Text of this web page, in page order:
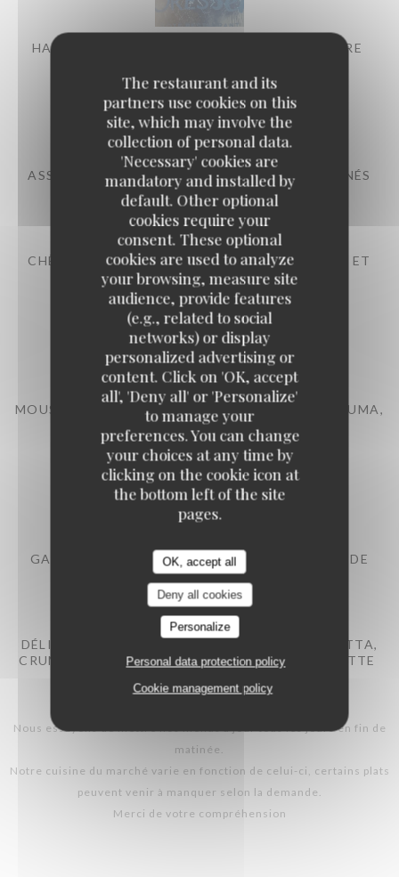
The restaurant and its
partners use cookies on this
site, which may involve the
collection of personal data.
'Necessary' cookies are
mandatory and installed by
default. Other optional
cookies require your
consent. These optional
cookies are used to analyze
your browsing, measure site
audience, provide features
(e.g., related to social
networks) or display
personalized advertising or
content. Click on 'OK, accept
all', 'Deny all' or 'Personalize'
to manage your
preferences. You can change
your choices at any time by
clicking on the cookie icon at
the bottom left of the site
pages.
OK, accept all
Deny all cookies
Personalize
Personal data protection policy
Cookie management policy
HAMPE DE BOEUF GRILLÉE, PURÉE FROMAGÈRE
DESSERT
ASSIETTE DE SÉLECTION DE FROMAGES AFFINÉS
D'OCCITANIE
CHÈVRE DE LA FERME DU MAS ROLLAND, MIEL ET
PIGNONS
MOUSSE AU CHOCOLAT, CRUMBLE CACAO, ESPUMA,
TUILE CROQUANTE
GASPACHO DE FRAMBOISE, SORBET CITRON DE
SICILE
DÉLICE DU SUD : CONFIT DE FIGUE AU GAMBETTA,
CRUMBLE ET GLACE AMANDE, MOUUSSE DE DATTE
Nous essayons de mettre nos menus à jour tous les jours en fin de
matinée.
Notre cuisine du marché varie en fonction de celui-ci, certains plats
peuvent venir à manquer selon la demande.
Merci de votre compréhension